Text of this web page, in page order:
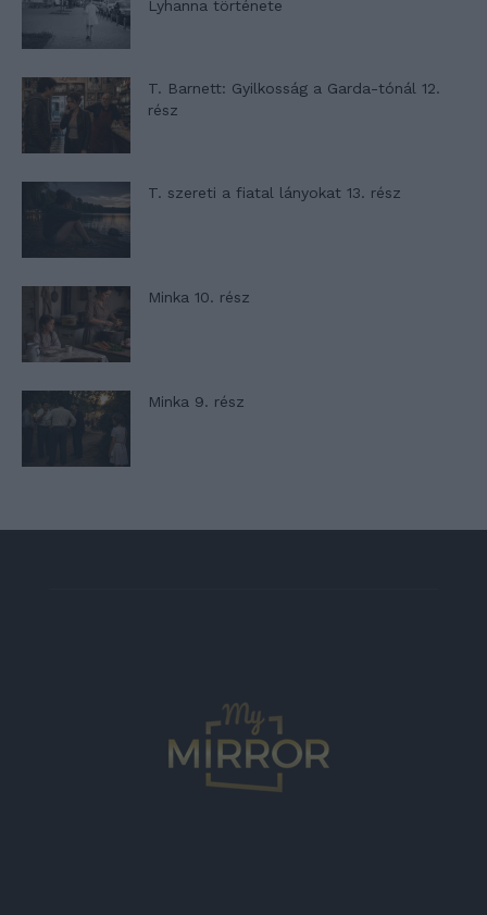
Lyhanna története
T. Barnett: Gyilkosság a Garda-tónál 12.
rész
T. szereti a fiatal lányokat 13. rész
Minka 10. rész
Minka 9. rész